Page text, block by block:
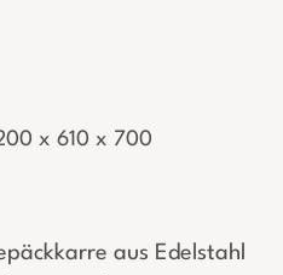
x 610 x 700
aus Edelstahl